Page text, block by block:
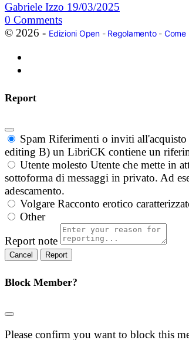
Gabriele Izzo 19/03/2025
0 Comments
© 2026 - Edizioni Open- Regolamento- Come
Report
Spam Riferimenti o inviti all'acquisto
editing B) un LibriCK contiene un
Utente molesto Utente che mette in
sottoforma di messaggi in privato. Ad
adescamento.
Volgare Racconto erotico
Other
Report note
Report
Block Member?
Please confirm you want to block this